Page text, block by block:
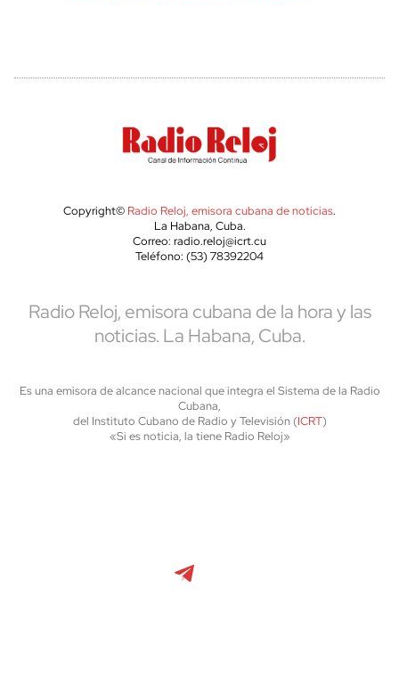
Copyright© Radio Reloj, emisora cubana de noticias.
La Habana, Cuba.
Correo: radio.reloj@icrt.cu
Teléfono: (53) 78392204
Radio Reloj, emisora cubana de la hora y las
noticias. La Habana, Cuba.
Es una emisora de alcance nacional que integra el Sistema de la Radio
Cubana,
del Instituto Cubano de Radio y Televisión (ICRT)
«Si es noticia, la tiene Radio Reloj»